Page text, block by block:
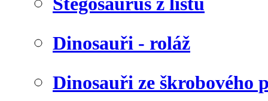
Dinosauři - roláž
Dinosauři ze škrobového